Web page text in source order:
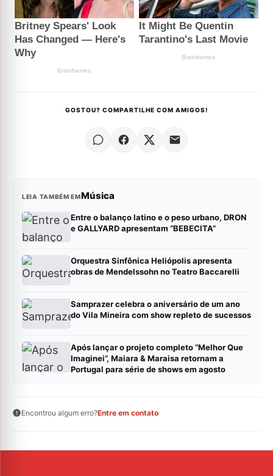
GOSTOU? COMPARTILHE COM AMIGOS!
LEIA TAMBÉM EMMúsica
Entre o balanço latino e o peso urbano, DRON
e GALLYARD apresentam “BEBECITA”
Orquestra Sinfônica Heliópolis apresenta
obras de Mendelssohn no Teatro Baccarelli
Samprazer celebra o aniversário de um ano
do Vila Mineira com show repleto de sucessos
Após lançar o projeto completo “Melhor Que
Imaginei”, Maiara & Maraisa retornam a
Portugal para série de shows em agosto
Encontrou algum erro?Entre em contato